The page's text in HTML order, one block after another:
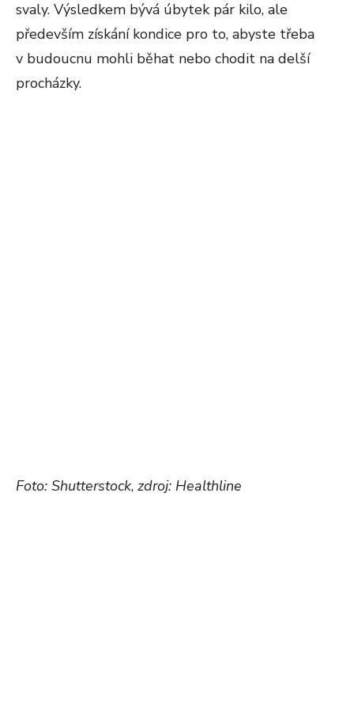
svaly. Výsledkem bývá úbytek pár kilo, ale
především získání kondice pro to, abyste třeba
v budoucnu mohli běhat nebo chodit na delší
procházky.
Foto: Shutterstock, zdroj: Healthline